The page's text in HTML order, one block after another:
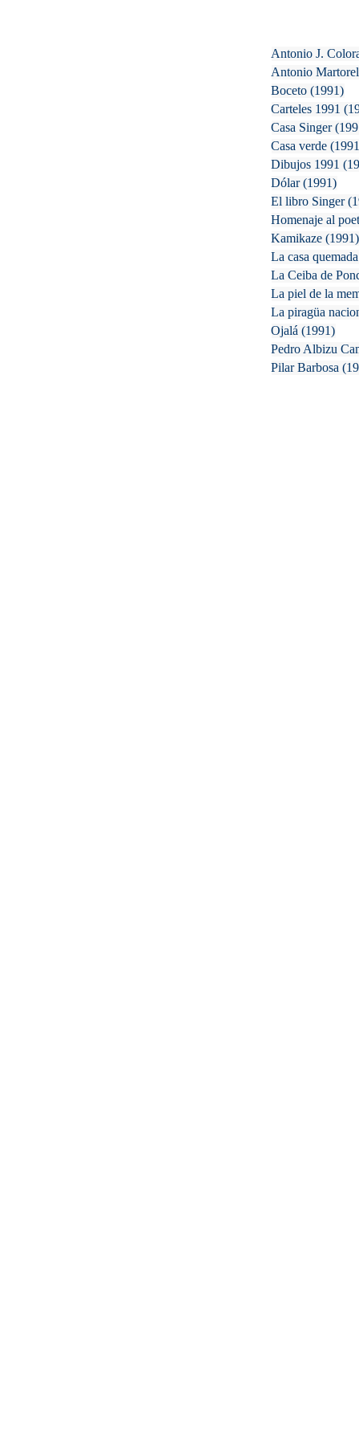
Antonio J.
Antonio
Boceto (1991)
Carteles 1991
Casa Singer
Casa verde
Dibujos 1991
Dólar (1991)
El libro Singer
Homenaje al
Kamikaze (1991)
La casa quemada
La Ceiba de
La piel de la
La piragüa
Ojalá (1991)
Pedro Albizu
Pilar Barbosa